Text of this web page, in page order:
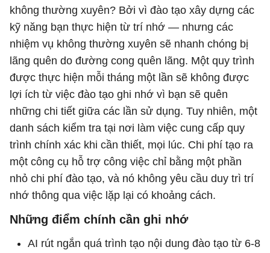
không thường xuyên? Bởi vì đào tạo xây dựng các
kỹ năng bạn thực hiện từ trí nhớ — nhưng các
nhiệm vụ không thường xuyên sẽ nhanh chóng bị
lãng quên do đường cong quên lãng. Một quy trình
được thực hiện mỗi tháng một lần sẽ không được
lợi ích từ việc đào tạo ghi nhớ vì bạn sẽ quên
những chi tiết giữa các lần sử dụng. Tuy nhiên, một
danh sách kiểm tra tại nơi làm việc cung cấp quy
trình chính xác khi cần thiết, mọi lúc. Chi phí tạo ra
một công cụ hỗ trợ công việc chỉ bằng một phần
nhỏ chi phí đào tạo, và nó không yêu cầu duy trì trí
nhớ thông qua việc lặp lại có khoảng cách.
Những điểm chính cần ghi nhớ
AI rút ngắn quá trình tạo nội dung đào tạo từ 6-8